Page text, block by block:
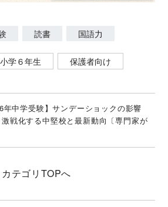
読書 国語力
小学６年生 保護者向け
年中学受験】サンデーショックの影響
戦化する中堅校と最新動向〔専門家が
カテゴリ TOPへ